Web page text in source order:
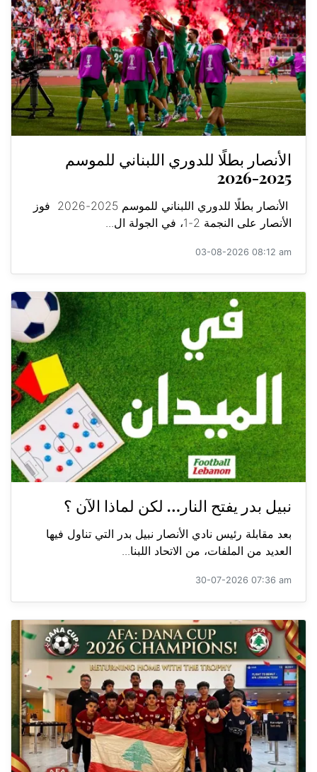
الأنصار بطلًا للدوري اللبناني للموسم
2025-2026
الأنصار بطلًا للدوري اللبناني للموسم 2025-2026 فوز
الأنصار على النجمة 2-1، في الجولة ال...
03-08-2026 08:12 am
نبيل بدر يفتح النار… لكن لماذا الآن ؟
بعد مقابلة رئيس نادي الأنصار نبيل بدر التي تناول فيها
العديد من الملفات، من الاتحاد اللبنا...
30-07-2026 07:36 am